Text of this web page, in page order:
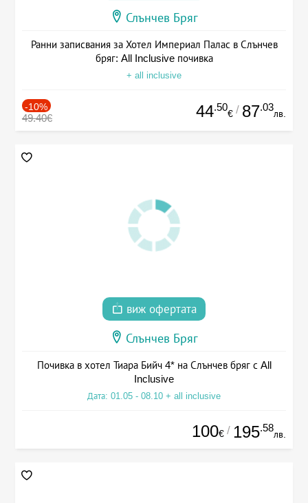
Слънчев Бряг
Ранни записвания за Хотел Империал Палас в Слънчев
бряг: All Inclusive почивка
+ all inclusive
-10%
49.40€ 44.50
€ / 87.03
лв.
виж офертата
Слънчев Бряг
Почивка в хотел Тиара Бийч 4* на Слънчев бряг с All
Inclusive
Дата: 01.05 - 08.10 + all inclusive
100€ / 195.58
лв.